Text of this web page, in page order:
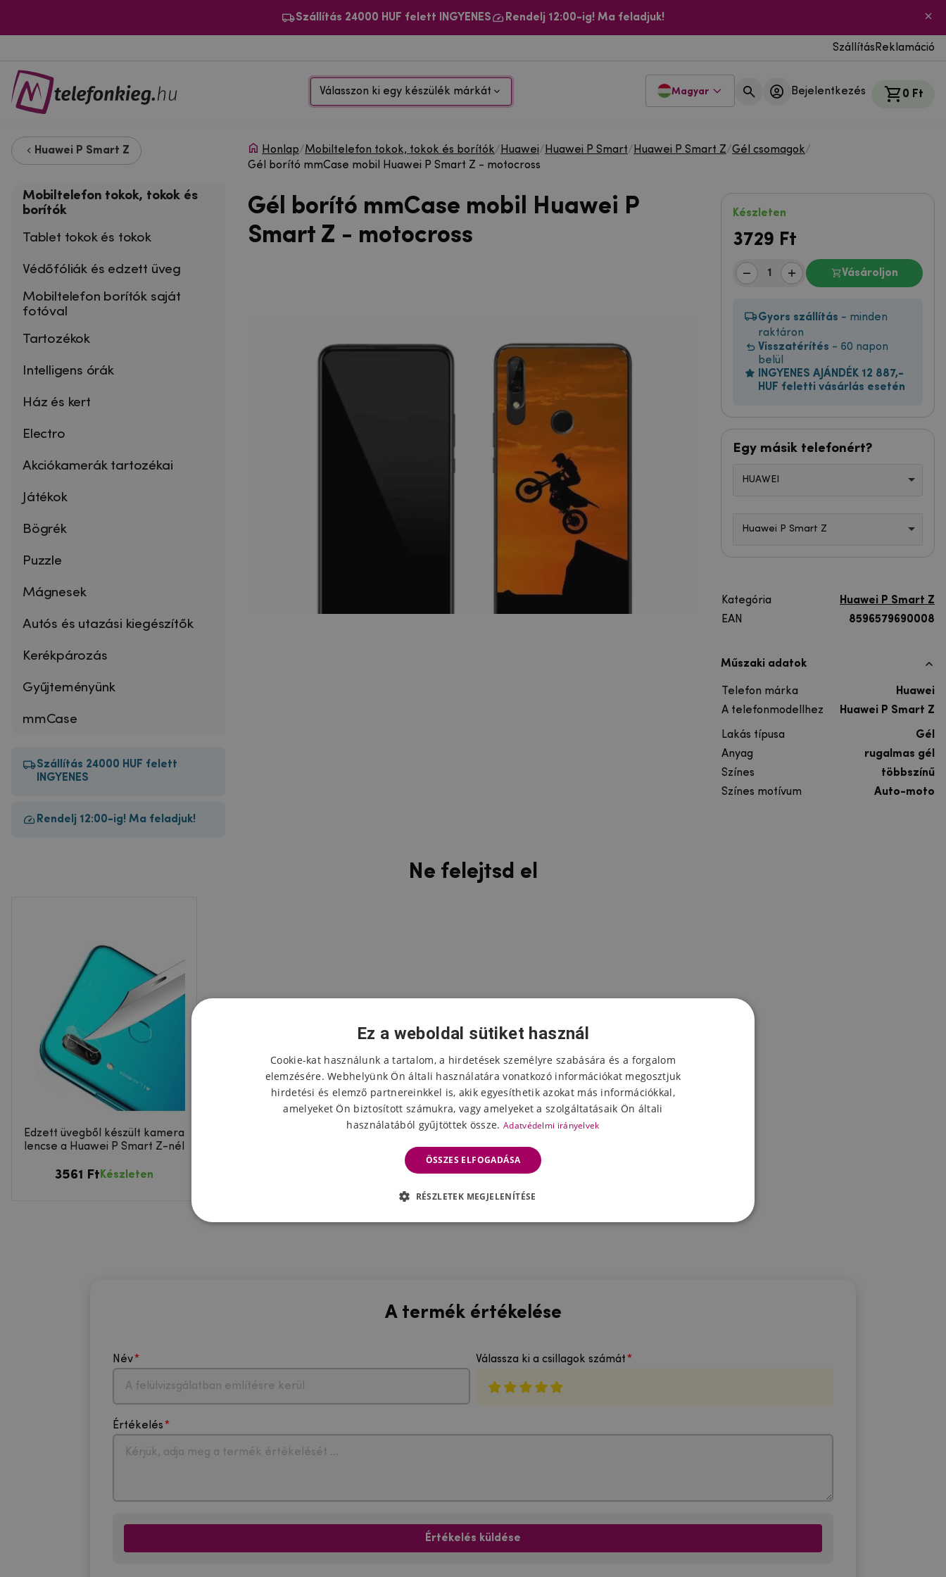
Szállítás 24000 HUF felett INGYENES Rendelj 12:00-ig! Ma feladjuk!
Szállítás Reklamáció
Válasszon ki egy készülék márkát Magyar Bejelentkezés 0 Ft
Huawei P Smart Z
Mobiltelefon tokok, tokok és
borítók
Tablet tokok és tokok
Védőfóliák és edzett üveg
Mobiltelefon borítók saját
fotóval
Tartozékok
Intelligens órák
Ház és kert
Electro
Akciókamerák tartozékai
Játékok
Bögrék
Puzzle
Mágnesek
Autós és utazási kiegészítők
Kerékpározás
Gyűjteményünk
mmCase
Szállítás 24000 HUF felett
INGYENES
Rendelj 12:00-ig! Ma feladjuk!
Honlap/Mobiltelefon tokok, tokok és borítók/ Huawei/ Huawei P Smart/ Huawei P Smart Z/Gél csomagok/
Gél borító mmCase mobil Huawei P Smart Z - motocross
Gél borító mmCase mobil Huawei P
Smart Z - motocross
Készleten
3729 Ft
Vásároljon
Gyors szállítás - minden
raktáron
Visszatérítés - 60 napon
belül
INGYENES AJÁNDÉK 12 887,-
HUF feletti vásárlás esetén
Egy másik telefonért?
HUAWEI
Huawei P Smart Z
Kategória
Huawei P Smart Z
EAN
8596579690008
Műszaki adatok
Telefon márka
Huawei
A telefonmodellhez
Huawei P Smart Z
Lakás típusa
Gél
Anyag
rugalmas gél
Színes
többszínű
Színes motívum
Auto-moto
Ne felejtsd el
Edzett üvegből készült kamera
lencse a Huawei P Smart Z-nél
3561 Ft Készleten
A termék értékelése
Név Válassza ki a csillagok számát
Értékelés
Értékelés küldése
Ez a weboldal sütiket használ
Cookie-kat használunk a tartalom, a hirdetések személyre szabására és a forgalom
elemzésére. Webhelyünk Ön általi használatára vonatkozó információkat megosztjuk
hirdetési és elemző partnereinkkel is, akik egyesíthetik azokat más információkkal,
amelyeket Ön biztosított számukra, vagy amelyeket a szolgáltatásaik Ön általi
használatából gyűjtöttek össze. Adatvédelmi irányelvek
ÖSSZES ELFOGADÁSA
RÉSZLETEK MEGJELENÍTÉSE